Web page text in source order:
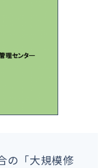
の「大規模修